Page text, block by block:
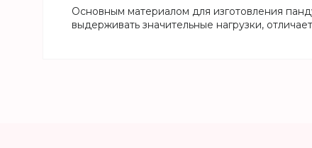
Основным материалом для изготовления
выдерживать значительные нагрузки,